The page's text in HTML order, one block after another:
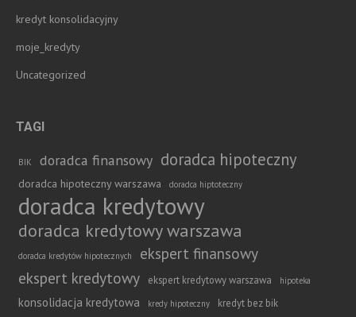
kredyt konsolidacyjny
moje_kredyty
Uncategorized
TAGI
BIK doradca finansowy doradca hipoteczny
doradca hipoteczny warszawa doradca hiptoteczny
doradca kredytowy
doradca kredytowy warszawa
doradca kredytów hipotecznych
ekspert finansowy
ekspert kredytowy
ekspert kredytowy warszawa hipoteka
konsolidacja kredytowa kredy hipoteczny kredyt bez bik